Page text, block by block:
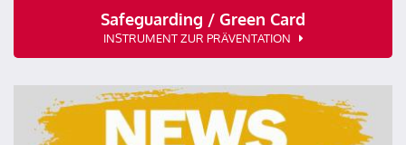
Safeguarding / Green Card
INSTRUMENT ZUR PRÄVENTATION